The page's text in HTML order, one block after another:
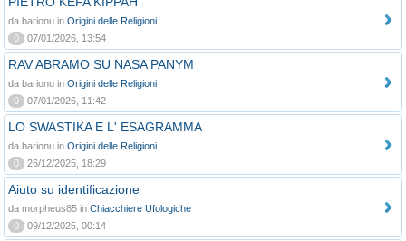
da barionu in Origini delle Religioni
0
07/01/2026, 13:54
RAV ABRAMO SU NASA PANYM
da barionu in Origini delle Religioni
0
07/01/2026, 11:42
LO SWASTIKA E L' ESAGRAMMA
da barionu in Origini delle Religioni
0
26/12/2025, 18:29
Aiuto su identificazione
da morpheus85 in Chiacchiere Ufologiche
0
09/12/2025, 00:14